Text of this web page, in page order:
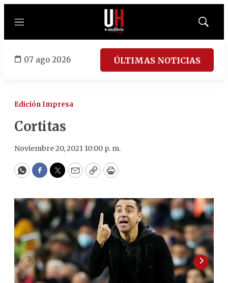
Menú
Mostrar
07 ago 2026 ÚLTIMAS NOTICIAS
Edición Impresa
Cortitas
Noviembre 20, 2021 10:00 p. m.
WhatsApp
Facebook
Twitter
EmailCopyPrint